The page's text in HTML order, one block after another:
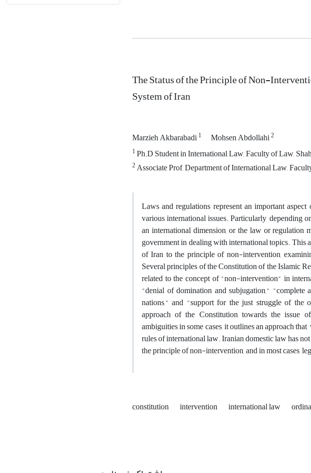
The Status of the Principle of Non-
System of Iran
Marzieh Akbarabadi1 Mohsen Abdollahi2
1
2
Associate Prof,‎‏ ‏Department of International
Laws and regulations represent an important
various international issues. Particularly, depending
an international dimension, or the law or regulation
government in dealing with international topics. This
of Iran to the principle of non-intervention,
Several principles of the Constitution of the Islamic
related to the concept of "non-intervention" in
"denial of domination and subjugation,"
nations," and "support for the just struggle of the
approach of the Constitution towards the issue
ambiguities in some cases, it outlines an approach
rules of international law. Iranian domestic law has
the principle of non-intervention, and in most cases,
constitution ‎ intervention ‎ international law